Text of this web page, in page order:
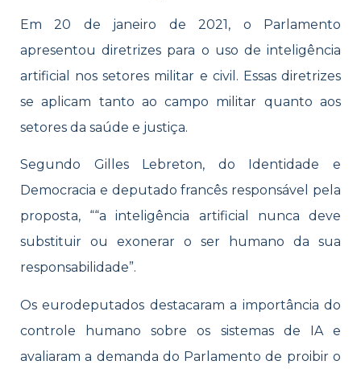
Em 20 de janeiro de 2021, o Parlamento
apresentou diretrizes para o uso de inteligência
artificial nos setores militar e civil. Essas diretrizes
se aplicam tanto ao campo militar quanto aos
setores da saúde e justiça.
Segundo Gilles Lebreton, do Identidade e
Democracia e deputado francês responsável pela
proposta, ““a inteligência artificial nunca deve
substituir ou exonerar o ser humano da sua
responsabilidade”.
Os eurodeputados destacaram a importância do
controle humano sobre os sistemas de IA e
avaliaram a demanda do Parlamento de proibir o